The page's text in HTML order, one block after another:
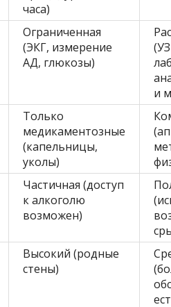
часа)
Ограниченная
(ЭКГ, измерение
АД, глюкозы)
и
Только
медикаментозные
(капельницы,
уколы)
Частичная (доступ
к алкоголю
возможен)
Высокий (родные
стены)